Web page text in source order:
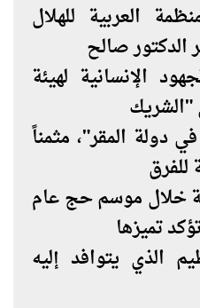
العربية للهلال
الدكتور صالح
الإنسانية لهيئة
"الشريك
دولة المقر"، مثمناً
خلال موسم حج عام
الذي يتوافد إليه